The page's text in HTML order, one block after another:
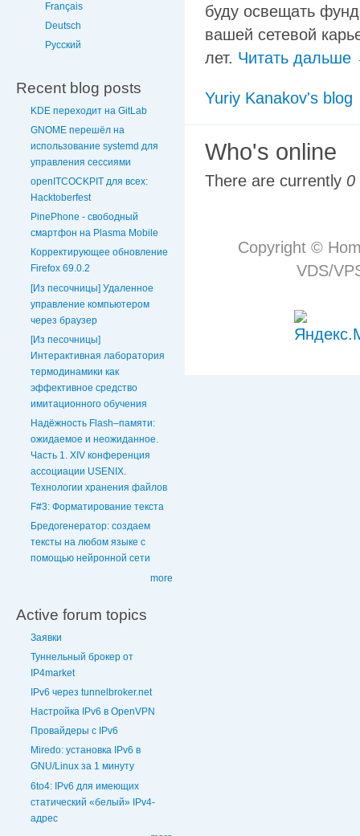
Français
Deutsch
Русский
Recent blog posts
KDE переходит на GitLab
GNOME перешёл на
использование systemd для
управления сессиями
openITCOCKPIT для всех:
Hacktoberfest
PinePhone - свободный
смартфон на Plasma Mobile
Корректирующее обновление
Firefox 69.0.2
[Из песочницы] Удаленное
управление компьютером
через браузер
[Из песочницы]
Интерактивная лаборатория
термодинамики как
эффективное средство
имитационного обучения
Надёжность Flash–памяти:
ожидаемое и неожиданное.
Часть 1. XIV конференция
ассоциации USENIX.
Технологии хранения файлов
F#3: Форматирование текста
Бредогенератор: создаем
тексты на любом языке с
помощью нейронной сети
more
Active forum topics
Заявки
Туннельный брокер от
IP4market
IPv6 через tunnelbroker.net
Настройка IPv6 в OpenVPN
Провайдеры с IPv6
Miredo: установка IPv6 в
GNU/Linux за 1 минуту
6to4: IPv6 для имеющих
статический «белый» IPv4-
адрес
буду освещать
вашей сетевой
лет. Читать
Yuriy Kanakov's blog
Who's online
There are currently 0
Copyright ©
VDS/